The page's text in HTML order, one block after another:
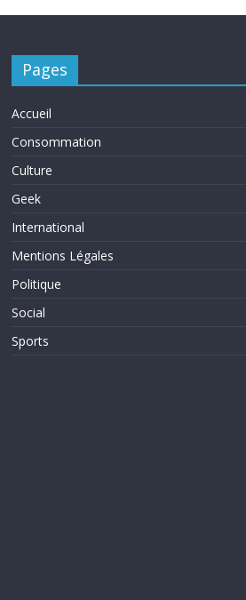
Pages
Accueil
Consommation
Culture
Geek
International
Mentions Légales
Politique
Social
Sports